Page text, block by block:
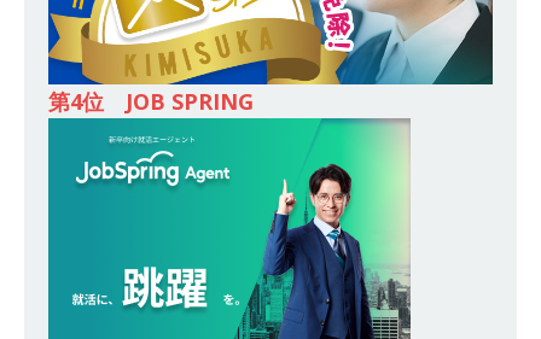
付けることが可能 ｜ データ分析のエキスパート
としてクライアントの課題を解決 ｜ 土日祝完全
休み ｜ データアナリティクスラボ
[ 2026年5月14日 ] 【 28卒 ｜ 東京勤務・転勤な
し 】 食品・生鮮業界に特化した人材紹介サービ
スを提供するベンチャー企業 ｜ 設立から毎年黒
字経営。売上は常に右肩上がり ｜ 未経験から営
第4位 JOB SPRING